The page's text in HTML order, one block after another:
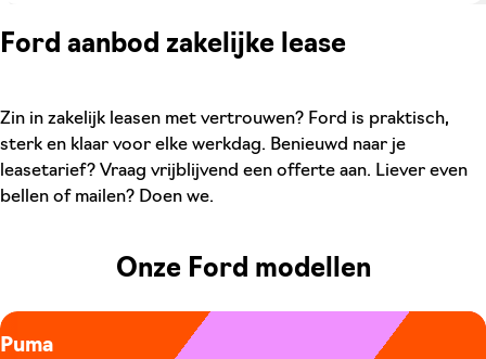
Ford aanbod zakelijke lease
Zin in zakelijk leasen met vertrouwen? Ford is praktisch,
sterk en klaar voor elke werkdag. Benieuwd naar je
leasetarief? Vraag vrijblijvend een offerte aan. Liever even
bellen of mailen? Doen we.
Onze Ford modellen
Puma